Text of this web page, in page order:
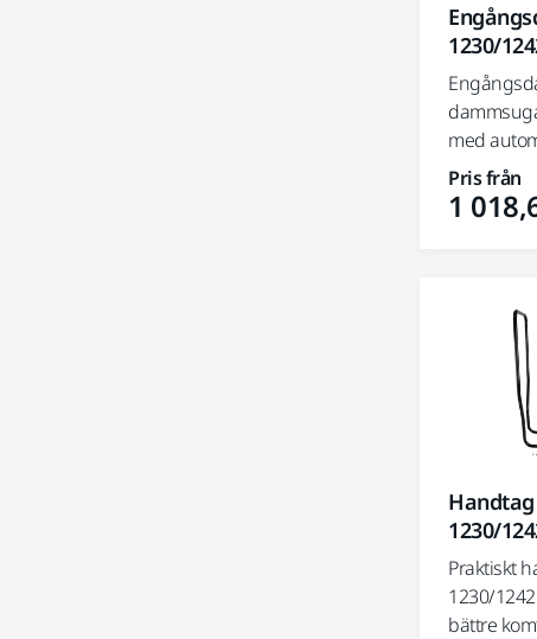
1230/
med
Pris från
1
1230/
Praktiskt
1230/
bättre